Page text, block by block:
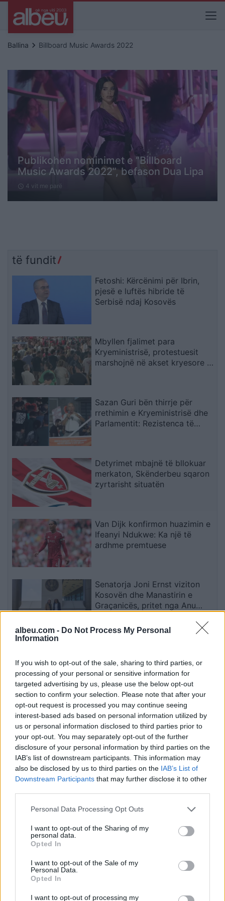
albeu.com - Do Not Process My Personal
Information
If you wish to opt-out of the sale, sharing to third parties, or
processing of your personal or sensitive information for
targeted advertising by us, please use the below opt-out
section to confirm your selection. Please note that after your
opt-out request is processed you may continue seeing
interest-based ads based on personal information utilized by
us or personal information disclosed to third parties prior to
your opt-out. You may separately opt-out of the further
disclosure of your personal information by third parties on the
IAB’s list of downstream participants. This information may
also be disclosed by us to third parties on the IAB’s List of
Downstream Participants that may further disclose it to other
Personal Data Processing Opt Outs
I want to opt-out of the Sharing of my
personal data.
Opted In
I want to opt-out of the Sale of my
Personal Data.
Opted In
I want to opt-out of processing my
Ballina keyboard_arrow_right Billboard Music Awards 2022
Publikohen nominimet e “Billboard
Music Awards 2022”, befason Dua Lipa
schedule 4 vit me parë
të fundit
Fetoshi: Kërcënimi për Ibrin,
pjesë e luftës hibride të
Serbisë ndaj Kosovës
Mbyllen fjalimet para
Kryeministrisë, protestuesit
marshojnë në akset kryesore të
Sazan Guri bën thirrje për
rrethimin e Kryeministrisë dhe
Parlamentit: Rezistenca të
Detyrimet mbajnë të bllokuar
merkaton, Skënderbeu sqaron
zyrtarisht situatën
Van Dijk konfirmon huazimin e
Ifeanyi Ndukwe: Ka një të
ardhme premtuese
Senatorja Joni Ernst viziton
Kosovën dhe Manastirin e
Graçanicës, pritet nga Anu
imponuara nga Bullgaria,
bllokada e Sofjes është politike